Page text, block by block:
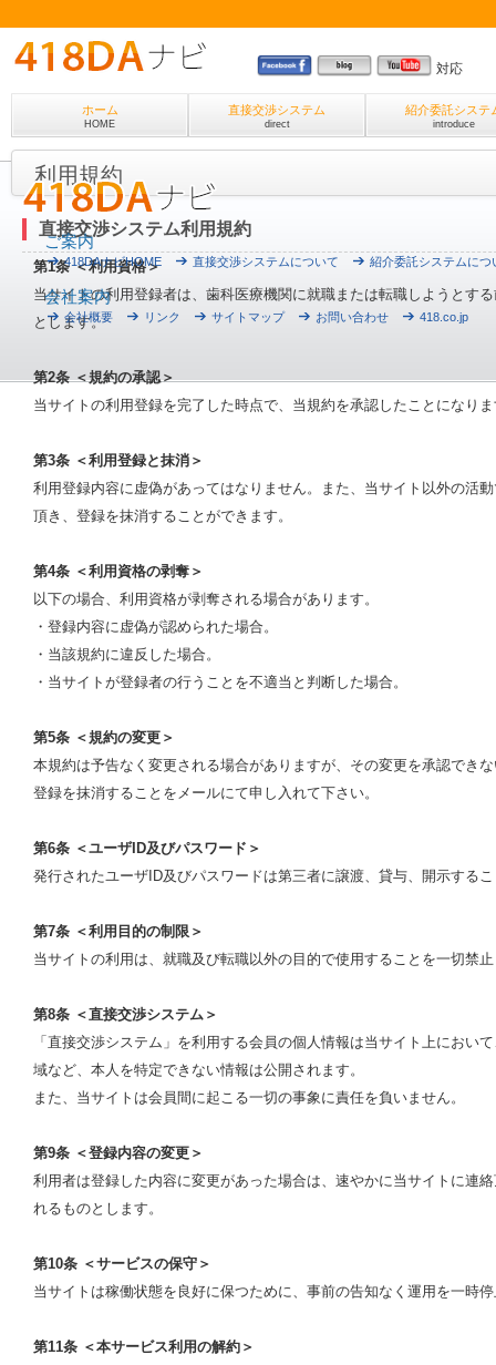
対応
ホーム
HOME
直接交渉システム
direct
紹介委託システ
introduce
利用規約
直接交渉システム利用規約
第1条 ＜利用資格＞
当サイトの利用登録者は、歯科医療機関に就職または転職しようとす
とします。
第2条 ＜規約の承認＞
当サイトの利用登録を完了した時点で、当規約を承認したことになり
第3条 ＜利用登録と抹消＞
利用登録内容に虚偽があってはなりません。また、当サイト以外の活
頂き、登録を抹消することができます。
第4条 ＜利用資格の剥奪＞
以下の場合、利用資格が剥奪される場合があります。
・登録内容に虚偽が認められた場合。
・当該規約に違反した場合。
・当サイトが登録者の行うことを不適当と判断した場合。
第5条 ＜規約の変更＞
本規約は予告なく変更される場合がありますが、その変更を承認でき
登録を抹消することをメールにて申し入れて下さい。
第6条 ＜ユーザID及びパスワード＞
発行されたユーザID及びパスワードは第三者に譲渡、貸与、開示する
第7条 ＜利用目的の制限＞
当サイトの利用は、就職及び転職以外の目的で使用することを一切禁
第8条 ＜直接交渉システム＞
「直接交渉システム」を利用する会員の個人情報は当サイト上におい
域など、本人を特定できない情報は公開されます。
また、当サイトは会員間に起こる一切の事象に責任を負いません。
第9条 ＜登録内容の変更＞
利用者は登録した内容に変更があった場合は、速やかに当サイトに連
れるものとします。
第10条 ＜サービスの保守＞
当サイトは稼働状態を良好に保つために、事前の告知なく運用を一時
第11条 ＜本サービス利用の解約＞
ご案内
418DAナビHOME 直接交渉システムについて 紹介委託システムにつ
会社案内
会社概要 リンク サイトマップ お問い合わせ 418.co.jp